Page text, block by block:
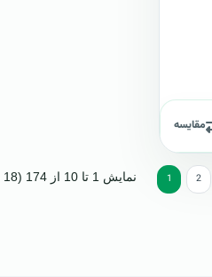
مقایسه
1 2 نمایش 1 تا 10 از 174 (18 صفحه)